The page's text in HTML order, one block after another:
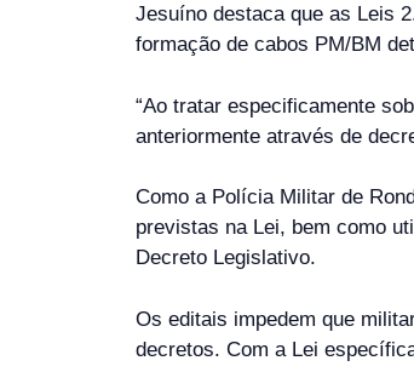
Jesuíno destaca que as Leis
formação de cabos PM/BM
“Ao tratar especificamente
anteriormente através de
Como a Polícia Militar de
previstas na Lei, bem como
Decreto Legislativo.
Os editais impedem que
decretos. Com a Lei